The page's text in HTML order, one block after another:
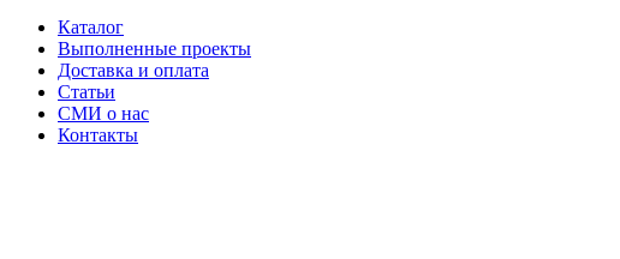
Каталог
Выполненные проекты
Доставка и оплата
Статьи
СМИ о нас
Контакты